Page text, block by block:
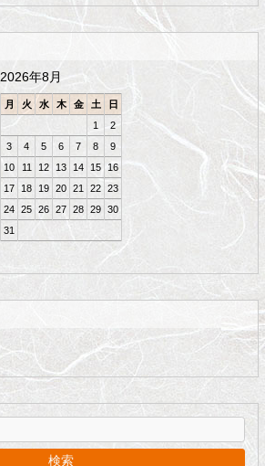
2026年8月
月 火 水 木 金 土
日
1
2
3
4 5 6 7 8
9
10
11 12 13 14 15
16
17
18 19 20 21 22 23
24 25 26 27 28 29 30
31